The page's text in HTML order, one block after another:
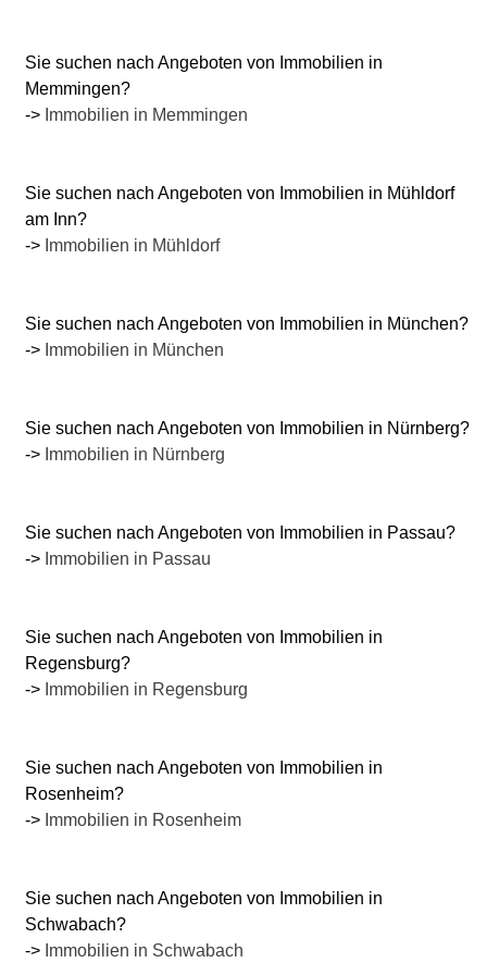
Sie suchen nach Angeboten von Immobilien in
Memmingen?
-> Immobilien in Memmingen
Sie suchen nach Angeboten von Immobilien in Mühldorf
am Inn?
-> Immobilien in Mühldorf
Sie suchen nach Angeboten von Immobilien in München?
-> Immobilien in München
Sie suchen nach Angeboten von Immobilien in Nürnberg?
-> Immobilien in Nürnberg
Sie suchen nach Angeboten von Immobilien in Passau?
-> Immobilien in Passau
Sie suchen nach Angeboten von Immobilien in
Regensburg?
-> Immobilien in Regensburg
Sie suchen nach Angeboten von Immobilien in
Rosenheim?
-> Immobilien in Rosenheim
Sie suchen nach Angeboten von Immobilien in
Schwabach?
-> Immobilien in Schwabach